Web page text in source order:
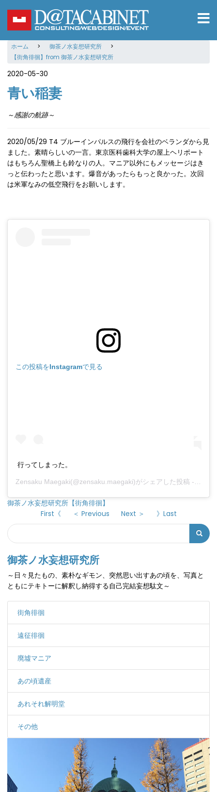
ホーム
御茶ノ水妄想研究所
【街角徘徊】from 御茶ノ水妄想研究所
2020-05-30
青い稲妻
～感謝の航跡～
2020/05/29 T4 ブルーインパルスの飛行を会社のベランダから見
ました。素晴らしいの一言。東京医科歯科大学の屋上ヘリポート
はもちろん聖橋上も鈴なりの人。マニア以外にもメッセージはき
っと伝わったと思います。爆音があったらもっと良かった。次回
は米軍なみの低空飛行をお願いします。
この投稿をInstagramで見る
行ってしまった。
Zensaku Maegaki(@zensaku.maegaki)がシェアした投稿 -
御茶ノ水妄想研究所【街角徘徊】
First《
＜ Previous Next ＞ 》Last
検
索
フ
ォ
ー
ム
Search
御茶ノ水妄想研究所
～日々見たもの、素朴なギモン、突然思い出すあの頃を、写真と
ともにテキトーに解釈し納得する自己完結妄想駄文～
街角徘徊
遠征徘徊
廃墟マニア
あの頃遺産
あれそれ解明堂
その他